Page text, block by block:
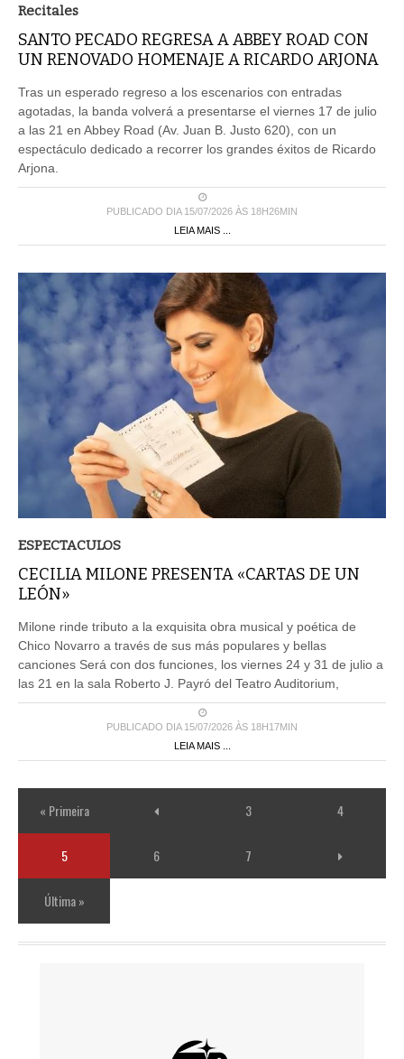
Recitales
SANTO PECADO REGRESA A ABBEY ROAD CON
UN RENOVADO HOMENAJE A RICARDO ARJONA
Tras un esperado regreso a los escenarios con entradas
agotadas, la banda volverá a presentarse el viernes 17 de julio
a las 21 en Abbey Road (Av. Juan B. Justo 620), con un
espectáculo dedicado a recorrer los grandes éxitos de Ricardo
Arjona.
PUBLICADO DIA 15/07/2026 ÀS 18H26MIN
LEIA MAIS ...
ESPECTACULOS
CECILIA MILONE PRESENTA «CARTAS DE UN
LEÓN»
Milone rinde tributo a la exquisita obra musical y poética de
Chico Novarro a través de sus más populares y bellas
canciones Será con dos funciones, los viernes 24 y 31 de julio a
las 21 en la sala Roberto J. Payró del Teatro Auditorium,
PUBLICADO DIA 15/07/2026 ÀS 18H17MIN
LEIA MAIS ...
« Primeira 3 4
5 6 7
Última »